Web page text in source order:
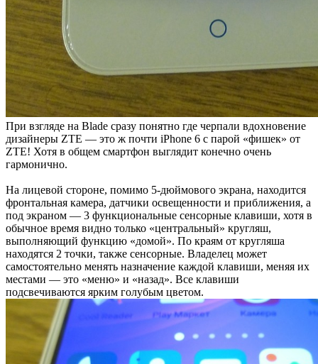
При взгляде на Blade сразу понятно где черпали вдохновение
дизайнеры ZTE — это ж почти iPhone 6 с парой «фишек» от
ZTE! Хотя в общем смартфон выглядит конечно очень
гармонично.
На лицевой стороне, помимо 5-дюймового экрана, находится
фронтальная камера, датчики освещенности и приближения, а
под экраном — 3 функциональные сенсорные клавиши, хотя в
обычное время видно только «центральный» кругляш,
выполняющий функцию «домой». По краям от кругляша
находятся 2 точки, также сенсорные. Владелец может
самостоятельно менять назначение каждой клавиши, меняя их
местами — это «меню» и «назад». Все клавиши
подсвечиваются ярким голубым цветом.